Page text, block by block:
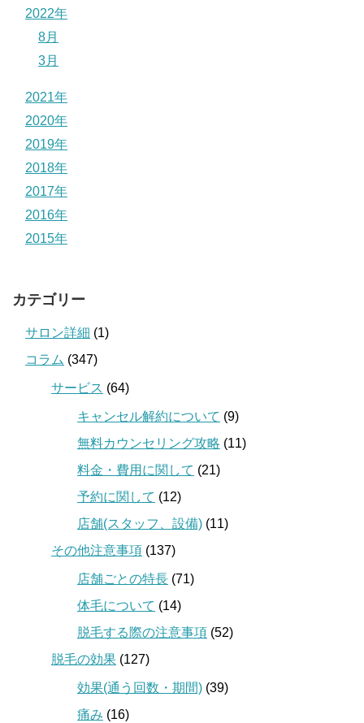
2022年
8月
3月
2021年
2020年
2019年
2018年
2017年
2016年
2015年
カテゴリー
サロン詳細 (1)
コラム (347)
サービス (64)
キャンセル解約について (9)
無料カウンセリング攻略 (11)
料金・費用に関して (21)
予約に関して (12)
店舗(スタッフ、設備) (11)
その他注意事項 (137)
店舗ごとの特長 (71)
体毛について (14)
脱毛する際の注意事項 (52)
脱毛の効果 (127)
効果(通う回数・期間) (39)
痛み (16)